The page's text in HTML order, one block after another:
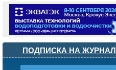
ПОДПИСКА НА ЖУРНАЛ